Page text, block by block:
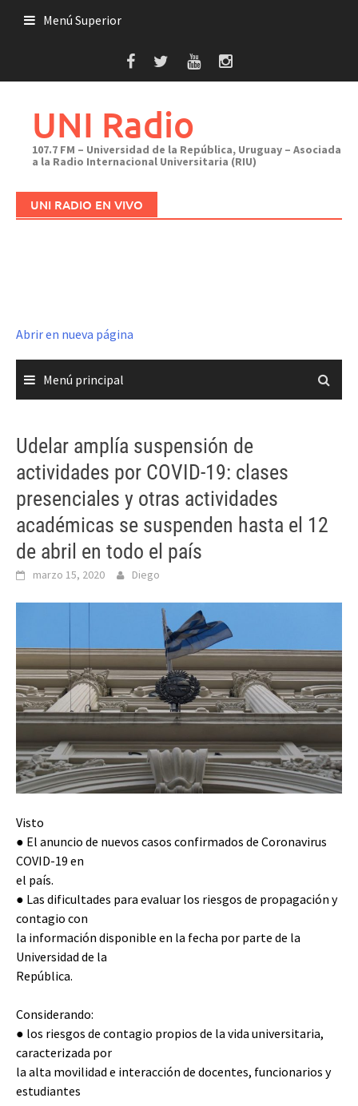
Menú Superior
UNI Radio
107.7 FM – Universidad de la República, Uruguay – Asociada
a la Radio Internacional Universitaria (RIU)
UNI RADIO EN VIVO
Abrir en nueva página
Menú principal
Udelar amplía suspensión de
actividades por COVID-19: clases
presenciales y otras actividades
académicas se suspenden hasta el 12
de abril en todo el país
marzo 15, 2020 Diego
Visto
● El anuncio de nuevos casos confirmados de Coronavirus
COVID-19 en
el país.
● Las dificultades para evaluar los riesgos de propagación y
contagio con
la información disponible en la fecha por parte de la
Universidad de la
República.
Considerando:
● los riesgos de contagio propios de la vida universitaria,
caracterizada por
la alta movilidad e interacción de docentes, funcionarios y
estudiantes